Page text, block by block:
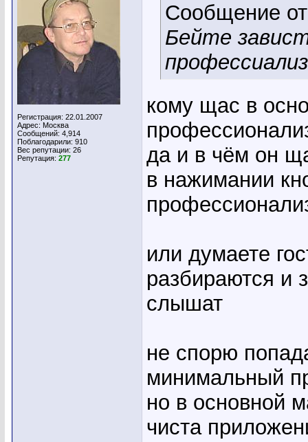
Регистрация: 22.01.2007
Адрес: Москва
Сообщений: 4,914
Поблагодарили: 910
Вес репутации: 26
Репутация: 277
Сообщение
Бейте
кому щас в
да и в чём он
в нажимании
или думаете
разбираются и
слышат
не спорю
минимальный
но в основной
чиста